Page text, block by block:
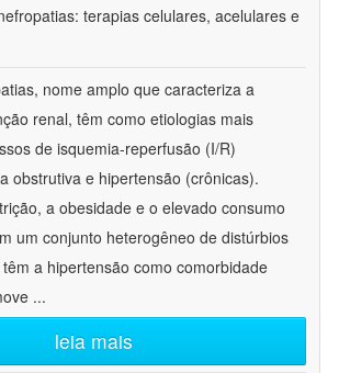
terapias celulares, acelulares e
nome amplo que caracteriza a
renal, têm como etiologias mais
de isquemia-reperfusão (I/R)
obstrutiva e hipertensão (crônicas).
a obesidade e o elevado consumo
um conjunto heterogêneo de distúrbios
a hipertensão como comorbidade
...
leia mais